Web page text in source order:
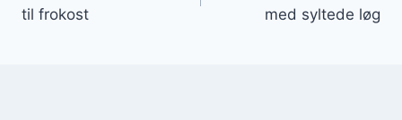
til frokost
med syltede løg